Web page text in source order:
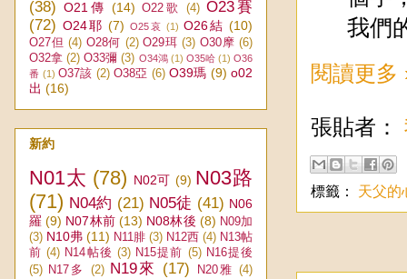
我們
閱讀更多
張貼者：
標籤： 天父的
(38) O21傳 (14) O22歌 (4) O23賽
(72) O24耶 (7) O25哀 (1) O26結 (10)
O27但 (4) O28何 (2) O29珥 (3) O30摩 (6)
O32拿 (2) O33彌 (3) O34鴻 (1) O35哈 (1) O36
番 (1) O37該 (2) O38亞 (6) O39瑪 (9) o02
出 (16)
新約
N01太 (78) N02可 (9) N03路
(71) N04約 (21) N05徒 (41) N06
羅 (9) N07林前 (13) N08林後 (8) N09加
(3) N10弗 (11) N11腓 (3) N12西 (4) N13帖
前 (4) N14帖後 (3) N15提前 (5) N16提後
(5) N17多 (2) N19來 (17) N20雅 (4)